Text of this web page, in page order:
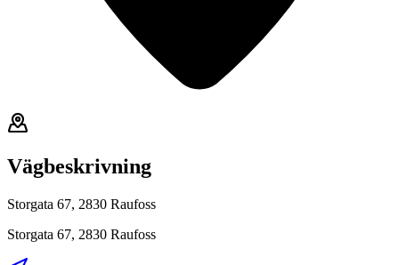
Vägbeskrivning
Storgata 67, 2830 Raufoss
Storgata 67, 2830 Raufoss